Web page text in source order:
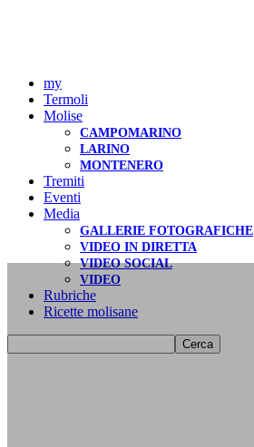
my
Termoli
Molise
CAMPOMARINO
LARINO
MONTENERO
Tremiti
Eventi
Media
GALLERIE FOTOGRAFICHE
VIDEO IN DIRETTA
VIDEO SOCIAL
VIDEO
Rubriche
Ricette molisane